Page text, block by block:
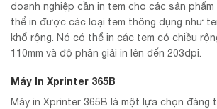
doanh nghiệp cần in tem cho các sản phẩm
thể in được các loại tem thông dụng như
khổ rộng. Nó có thể in các tem có chiều
110mm và độ phân giải in lên đến 203dpi.
Máy In Xprinter 365B
Máy in Xprinter 365B là một lựa chọn đáng